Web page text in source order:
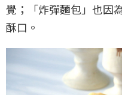
覺；「炸彈麵包」也因
酥口。